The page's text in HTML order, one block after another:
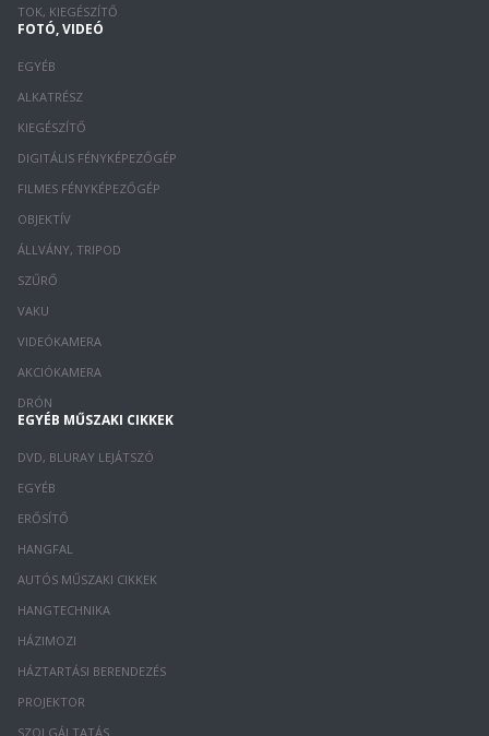
TOK, KIEGÉSZÍTŐ
FOTÓ, VIDEÓ
EGYÉB
ALKATRÉSZ
KIEGÉSZÍTŐ
DIGITÁLIS FÉNYKÉPEZŐGÉP
FILMES FÉNYKÉPEZŐGÉP
OBJEKTÍV
ÁLLVÁNY, TRIPOD
SZŰRŐ
VAKU
VIDEÓKAMERA
AKCIÓKAMERA
DRÓN
EGYÉB MŰSZAKI CIKKEK
DVD, BLURAY LEJÁTSZÓ
EGYÉB
ERŐSÍTŐ
HANGFAL
AUTÓS MŰSZAKI CIKKEK
HANGTECHNIKA
HÁZIMOZI
HÁZTARTÁSI BERENDEZÉS
PROJEKTOR
SZOLGÁLTATÁS